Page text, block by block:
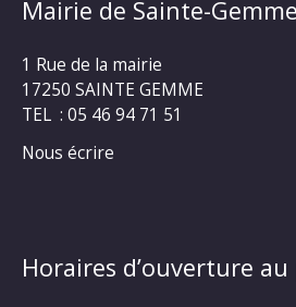
Mairie de Sainte-Gemme
1 Rue de la mairie
17250 SAINTE GEMME
TEL : 05 46 94 71 51
Nous écrire
Horaires d’ouverture